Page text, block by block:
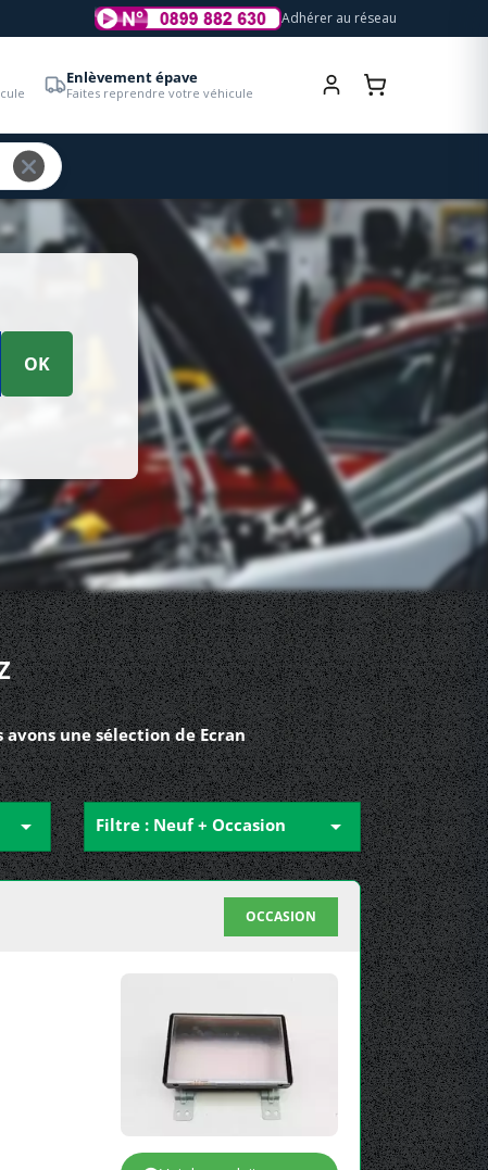
Adhérer au réseau
Enlèvement épave
Faites reprendre votre véhicule
OK
avons une sélection de Ecran
 Filtre : Neuf + Occasion 
OCCASION